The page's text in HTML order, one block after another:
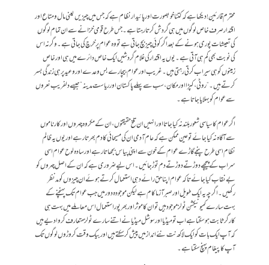
محترم قارئین! دیکھا ہے کہ کتنا خوبصورت اور پائیدار نظام ہے کہ جس میں چیزیں یعنی مال و متاع اور
اقتدار صرف خاص لوگوں میں ہی گردش کرتا رہتا ہے۔ جس طرح قومی خزانے سے ان تمام لوگوں
کی تعیشات پوری ہونے کے بعد اگر کوئی چیز بچ جاتی ہے تو وہ عوام پر خرچ کی جاتی ہے۔ وگرنہ اس
کی نوبت بھی کم ہی آتی ہے ۔ یوں یہ اقتدار کی غلام گردشیں ایک خاص دائرے میں ہی اور خاص
زمینوں کو ہی سیراب کرتی رہتی ہیں۔ غریب اور عوام بیچارے بس وعدے اور وعید پر ہی زندگی بسر
کرتے ہیں۔ “روٹی ،کپڑا اور مکان ، سب سے پہلے پاکستان اورریاست مدینہ ” جیسے دلفریب نعروں
سے عوام کو بہلایا جاتا ہے۔
اگر عوام کاسیاسی شعوربلند نہ کیا جاتا اور انہیں ان تلخ حقیقتوں، ان کے مکروہ چہروں اور کارناموں
سے آگاہ نہ کیا جائے تو عین ممکن ہے کہ عام آدمی ان کی مسیحائی کا دم بھرتا رہے اور یوں یہ ظالم
نظام اسی طرح پنجے گاڑے عوام کے خون سے اپنی پیاس بجھاتا رہے اور سادہ لوح عوام اسی
سراب کے پیچھے دوڑتے دوڑتے دم توڑ جائیں۔ اس لیے ضروری ہے کہ ان کے اصل چہروں کو
بے نقاب کیا جائے تاکہ عوام اپنا حق رائے دہی استعمال کرتے ہوئے ان چیزوں کو مد نظر
رکھیں۔ اگرچہ یہ ایک طویل اور صبر آزما کام ہے لیکن موجودہ دور میں جب عوام تک پہنچنے کے
بہت سارے کمیونیکشن ٹولز موجود ہیں تو ان کا موثر اور بھر پور استعمال اس معاملے میں بہت ہی
کارگر ثابت ہوسکتا ہے اب تو میڈیا اور سوشل میڈیا نے اتنے سارے ٹولز متعارف کروادیے ہیں
کہ آپ ایک بات کو ایک لاکھ نت نئے انداز میں پیش کرسکتے ہیں اور بیک وقت کروڑوں لوگوں تک
آپ کا پیغام پہنچ سکتا ہے۔